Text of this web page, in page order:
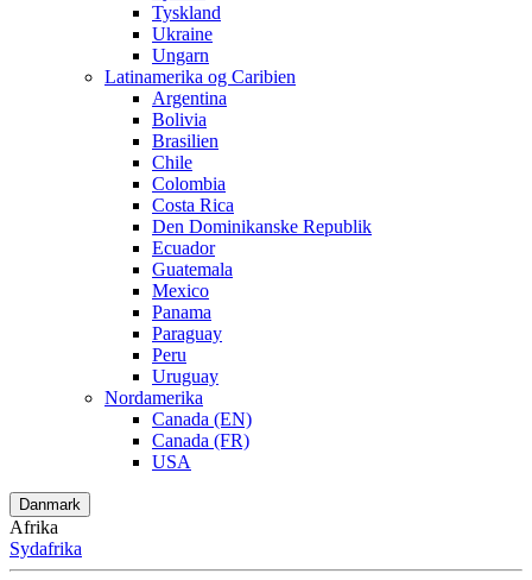
Tyskland
Ukraine
Ungarn
Latinamerika og Caribien
Argentina
Bolivia
Brasilien
Chile
Colombia
Costa Rica
Den Dominikanske Republik
Ecuador
Guatemala
Mexico
Panama
Paraguay
Peru
Uruguay
Nordamerika
Canada (EN)
Canada (FR)
USA
Danmark
Afrika
Sydafrika